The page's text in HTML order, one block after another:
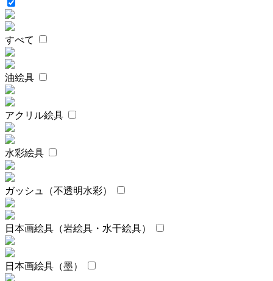
すべて
油絵具
アクリル絵具
水彩絵具
ガッシュ（不透明水彩）
日本画絵具（岩絵具・水干絵具）
日本画絵具（墨）